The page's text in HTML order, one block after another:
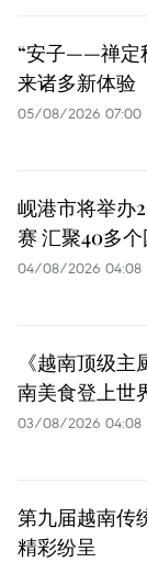
“安子——禅定
来诸多新体验
05/08/2026 07:00
岘港市将举办
赛 汇聚40多
04/08/2026 04:08
《越南顶级
南美食登上世
03/08/2026 04:08
第九届越南传
精彩纷呈